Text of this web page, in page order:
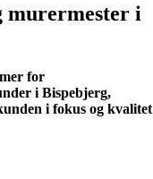
murermester i
for
i Bispebjerg,
i fokus og kvalitet